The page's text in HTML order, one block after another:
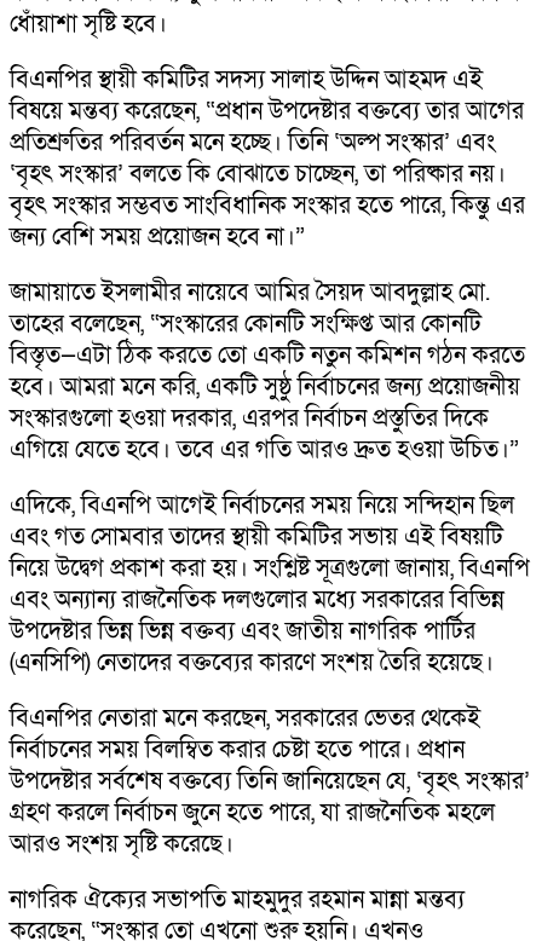
ধোঁয়াশা সৃষ্টি হবে।
বিএনপির স্থায়ী কমিটির সদস্য সালাহ উদ্দিন আহমদ এই
বিষয়ে মন্তব্য করেছেন, “প্রধান উপদেষ্টার বক্তব্যে তার আগের
প্রতিশ্রুতির পরিবর্তন মনে হচ্ছে। তিনি ‘অল্প সংস্কার’ এবং
‘বৃহৎ সংস্কার’ বলতে কি বোঝাতে চাচ্ছেন, তা পরিষ্কার নয়।
বৃহৎ সংস্কার সম্ভবত সাংবিধানিক সংস্কার হতে পারে, কিন্তু এর
জন্য বেশি সময় প্রয়োজন হবে না।”
জামায়াতে ইসলামীর নায়েবে আমির সৈয়দ আবদুল্লাহ মো.
তাহের বলেছেন, “সংস্কারের কোনটি সংক্ষিপ্ত আর কোনটি
বিস্তৃত—এটা ঠিক করতে তো একটি নতুন কমিশন গঠন করতে
হবে। আমরা মনে করি, একটি সুষ্ঠু নির্বাচনের জন্য প্রয়োজনীয়
সংস্কারগুলো হওয়া দরকার, এরপর নির্বাচন প্রস্তুতির দিকে
এগিয়ে যেতে হবে। তবে এর গতি আরও দ্রুত হওয়া উচিত।”
এদিকে, বিএনপি আগেই নির্বাচনের সময় নিয়ে সন্দিহান ছিল
এবং গত সোমবার তাদের স্থায়ী কমিটির সভায় এই বিষয়টি
নিয়ে উদ্বেগ প্রকাশ করা হয়। সংশ্লিষ্ট সূত্রগুলো জানায়, বিএনপি
এবং অন্যান্য রাজনৈতিক দলগুলোর মধ্যে সরকারের বিভিন্ন
উপদেষ্টার ভিন্ন ভিন্ন বক্তব্য এবং জাতীয় নাগরিক পার্টির
(এনসিপি) নেতাদের বক্তব্যের কারণে সংশয় তৈরি হয়েছে।
বিএনপির নেতারা মনে করছেন, সরকারের ভেতর থেকেই
নির্বাচনের সময় বিলম্বিত করার চেষ্টা হতে পারে। প্রধান
উপদেষ্টার সর্বশেষ বক্তব্যে তিনি জানিয়েছেন যে, ‘বৃহৎ সংস্কার’
গ্রহণ করলে নির্বাচন জুনে হতে পারে, যা রাজনৈতিক মহলে
আরও সংশয় সৃষ্টি করেছে।
নাগরিক ঐক্যের সভাপতি মাহমুদুর রহমান মান্না মন্তব্য
করেছেন, “সংস্কার তো এখনো শুরু হয়নি। এখনও